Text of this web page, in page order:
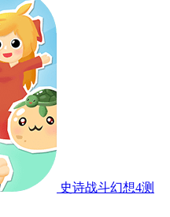
史诗战斗幻想4测